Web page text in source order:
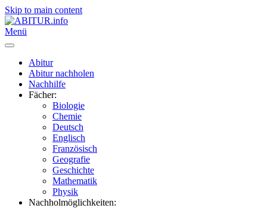
Skip to main content
Menü
Abitur
Abitur nachholen
Nachhilfe
Fächer:
Biologie
Chemie
Deutsch
Englisch
Französisch
Geografie
Geschichte
Mathematik
Physik
Nachholmöglichkeiten: